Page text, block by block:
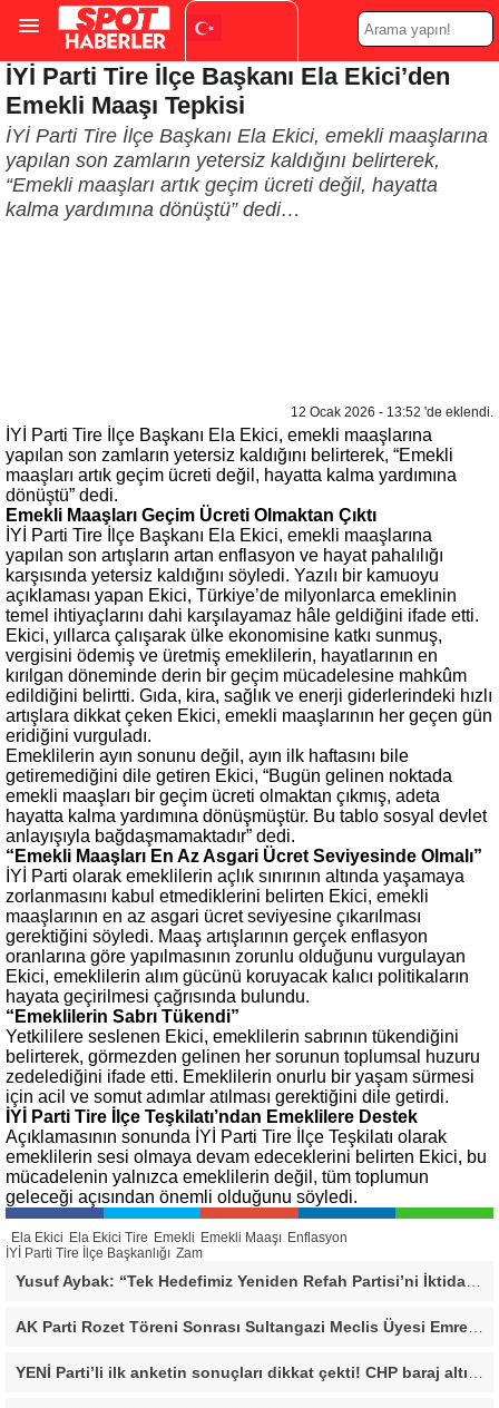
Turkish ▼
İYİ Parti Tire İlçe Başkanı Ela Ekici’den
Emekli Maaşı Tepkisi
İYİ Parti Tire İlçe Başkanı Ela Ekici, emekli maaşlarına
yapılan son zamların yetersiz kaldığını belirterek,
“Emekli maaşları artık geçim ücreti değil, hayatta
kalma yardımına dönüştü” dedi…
12 Ocak 2026 - 13:52 'de eklendi.
İYİ Parti Tire İlçe Başkanı Ela Ekici, emekli maaşlarına
yapılan son zamların yetersiz kaldığını belirterek, “Emekli
maaşları artık geçim ücreti değil, hayatta kalma yardımına
dönüştü” dedi.
Emekli Maaşları Geçim Ücreti Olmaktan Çıktı
İYİ Parti Tire İlçe Başkanı Ela Ekici, emekli maaşlarına
yapılan son artışların artan enflasyon ve hayat pahalılığı
karşısında yetersiz kaldığını söyledi. Yazılı bir kamuoyu
açıklaması yapan Ekici, Türkiye’de milyonlarca emeklinin
temel ihtiyaçlarını dahi karşılayamaz hâle geldiğini ifade etti.
Ekici, yıllarca çalışarak ülke ekonomisine katkı sunmuş,
vergisini ödemiş ve üretmiş emeklilerin, hayatlarının en
kırılgan döneminde derin bir geçim mücadelesine mahkûm
edildiğini belirtti. Gıda, kira, sağlık ve enerji giderlerindeki hızlı
artışlara dikkat çeken Ekici, emekli maaşlarının her geçen gün
eridiğini vurguladı.
Emeklilerin ayın sonunu değil, ayın ilk haftasını bile
getiremediğini dile getiren Ekici, “Bugün gelinen noktada
emekli maaşları bir geçim ücreti olmaktan çıkmış, adeta
hayatta kalma yardımına dönüşmüştür. Bu tablo sosyal devlet
anlayışıyla bağdaşmamaktadır” dedi.
“Emekli Maaşları En Az Asgari Ücret Seviyesinde Olmalı”
İYİ Parti olarak emeklilerin açlık sınırının altında yaşamaya
zorlanmasını kabul etmediklerini belirten Ekici, emekli
maaşlarının en az asgari ücret seviyesine çıkarılması
gerektiğini söyledi. Maaş artışlarının gerçek enflasyon
oranlarına göre yapılmasının zorunlu olduğunu vurgulayan
Ekici, emeklilerin alım gücünü koruyacak kalıcı politikaların
hayata geçirilmesi çağrısında bulundu.
“Emeklilerin Sabrı Tükendi”
Yetkililere seslenen Ekici, emeklilerin sabrının tükendiğini
belirterek, görmezden gelinen her sorunun toplumsal huzuru
zedelediğini ifade etti. Emeklilerin onurlu bir yaşam sürmesi
için acil ve somut adımlar atılması gerektiğini dile getirdi.
İYİ Parti Tire İlçe Teşkilatı’ndan Emeklilere Destek
Açıklamasının sonunda İYİ Parti Tire İlçe Teşkilatı olarak
emeklilerin sesi olmaya devam edeceklerini belirten Ekici, bu
mücadelenin yalnızca emeklilerin değil, tüm toplumun
geleceği açısından önemli olduğunu söyledi.
Ela Ekici Ela Ekici Tire Emekli Emekli Maaşı Enflasyon
İYİ Parti Tire İlçe Başkanlığı Zam
Yusuf Aybak: “Tek Hedefimiz Yeniden Refah Partisi’ni İktidara Taşımak”
AK Parti Rozet Töreni Sonrası Sultangazi Meclis Üyesi Emrecan Durmuş’tan Sert Mesaj: “Biz Gücümüzü Makamlardan Değil, Halktan Alıyoruz”